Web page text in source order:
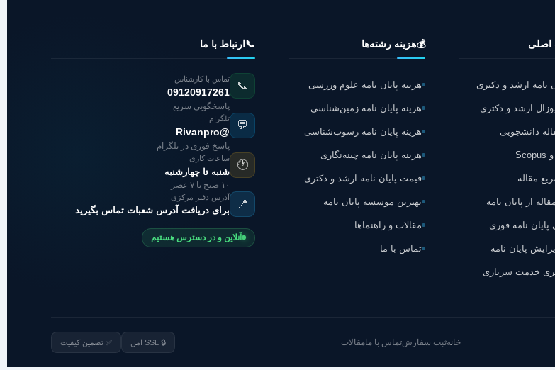
اصلی
نامه ارشد و دکتری
ارشد و دکتری
دانشجویی
مقاله
از پایان نامه
پایان نامه فوری
پایان نامه
خدمت سربازی
💰هزینه رشته‌ها
هزینه پایان نامه علوم ورزشی
هزینه پایان نامه زمین‌شناسی
هزینه پایان نامه رسوب‌شناسی
هزینه پایان نامه چینه‌نگاری
قیمت پایان نامه ارشد و دکتری
بهترین موسسه پایان نامه
مقالات و راهنماها
تماس با ما
📞 ارتباط با ما
📞
تماس با کارشناس
09120917261
پاسخگویی سریع
💬
تلگرام
@Rivanpro
پاسخ فوری در تلگرام
🕐
ساعات کاری
شنبه تا چهارشنبه
۱۰ صبح تا ۷ عصر
📍
آدرس دفتر مرکزی
برای دریافت آدرس شعبات تماس بگیرید
آنلاین و در دسترس هستیم
خانهثبت سفارشتماس با مامقالات 🔒 SSL امن ✅ تضمین کیفیت